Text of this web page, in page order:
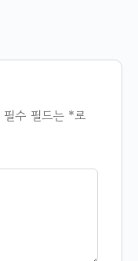
필수 필드는 *로